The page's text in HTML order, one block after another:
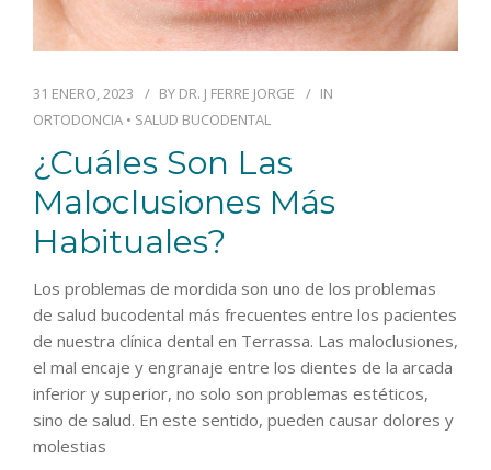
31 ENERO, 2023 BY DR. J FERRE JORGE
IN
ORTODONCIA • SALUD BUCODENTAL
¿Cuáles Son Las
Maloclusiones Más
Habituales?
Los problemas de mordida son uno de los problemas
de salud bucodental más frecuentes entre los pacientes
de nuestra clínica dental en Terrassa. Las maloclusiones,
el mal encaje y engranaje entre los dientes de la arcada
inferior y superior, no solo son problemas estéticos,
sino de salud. En este sentido, pueden causar dolores y
molestias